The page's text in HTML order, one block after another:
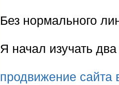
Без нормального
Я начал изучать
продвижение сайта